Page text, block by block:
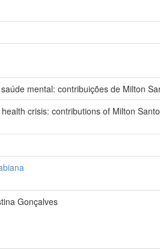
mental: contribuições de Milton
crisis: contributions of Milton
Gonçalves